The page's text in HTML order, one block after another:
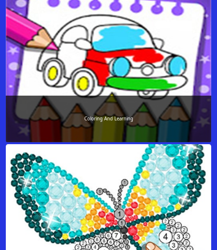
Coloring And Learning